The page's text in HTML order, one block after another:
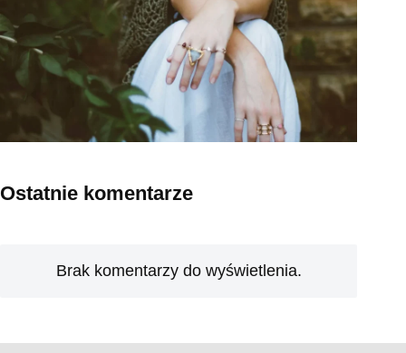
Ostatnie komentarze
Brak komentarzy do wyświetlenia.